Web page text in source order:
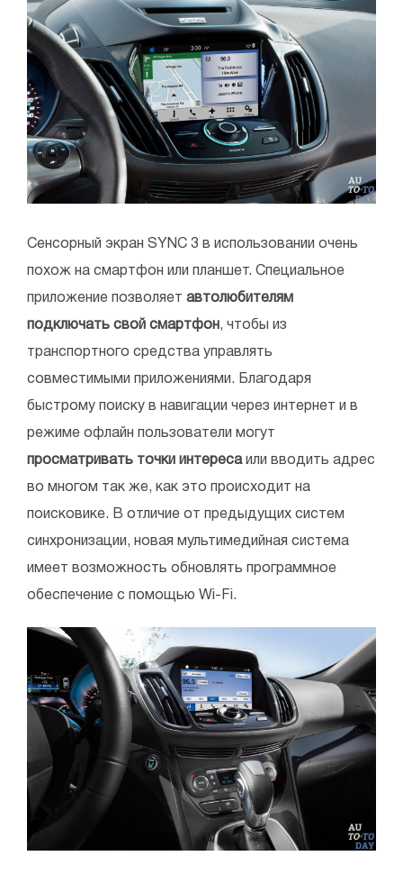
Сенсорный экран SYNC 3 в использовании очень
похож на смартфон или планшет. Специальное
приложение позволяет автолюбителям
подключать свой смартфон, чтобы из
транспортного средства управлять
совместимыми приложениями. Благодаря
быстрому поиску в навигации через интернет и в
режиме офлайн пользователи могут
просматривать точки интересаили вводить адрес
во многом так же, как это происходит на
поисковике. В отличие от предыдущих систем
синхронизации, новая мультимедийная система
имеет возможность обновлять программное
обеспечение с помощью Wi-Fi.